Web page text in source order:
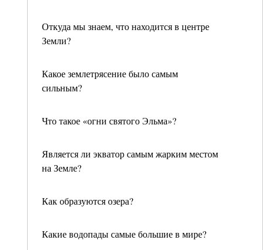
Откуда мы знаем, что находится в центре
Земли?
Какое землетрясение было самым
сильным?
Что такое «огни святого Эльма»?
Является ли экватор самым жарким местом
на Земле?
Как образуются озера?
Какие водопады самые большие в мире?